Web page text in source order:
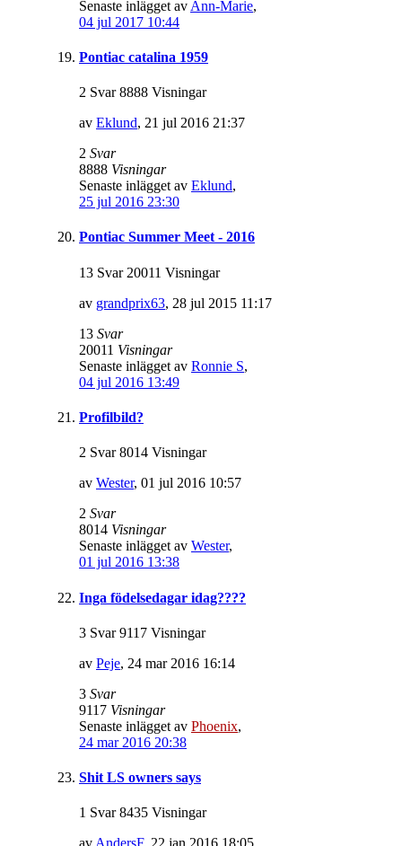
Senaste inlägget av Ann-Marie,
04 jul 2017 10:44
Pontiac catalina 1959
2 Svar 8888 Visningar
av Eklund, 21 jul 2016 21:37
2 Svar
8888 Visningar
Senaste inlägget av Eklund,
25 jul 2016 23:30
Pontiac Summer Meet - 2016
13 Svar 20011 Visningar
av grandprix63, 28 jul 2015 11:17
13 Svar
20011 Visningar
Senaste inlägget av Ronnie S,
04 jul 2016 13:49
Profilbild?
2 Svar 8014 Visningar
av Wester, 01 jul 2016 10:57
2 Svar
8014 Visningar
Senaste inlägget av Wester,
01 jul 2016 13:38
Inga födelsedagar idag????
3 Svar 9117 Visningar
av Peje, 24 mar 2016 16:14
3 Svar
9117 Visningar
Senaste inlägget av Phoenix,
24 mar 2016 20:38
Shit LS owners says
1 Svar 8435 Visningar